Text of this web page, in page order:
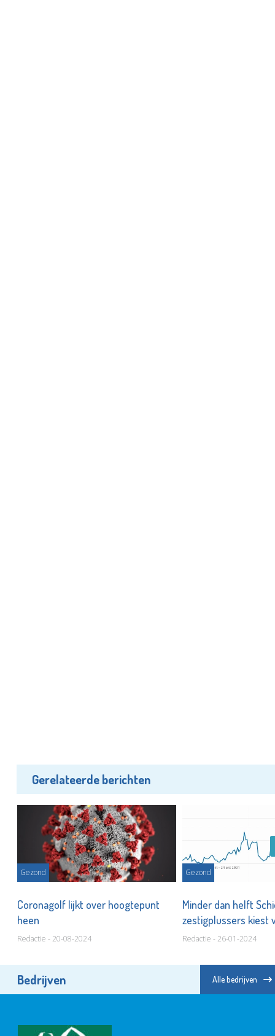
Gerelateerde berichten
Gezond
Coronagolf lijkt over hoogtepunt
heen
Redactie - 20-08-2024
Gezond
Minder dan helft
zestigplussers kiest
Redactie - 26-01-2024
Bedrijven Alle bedrijven